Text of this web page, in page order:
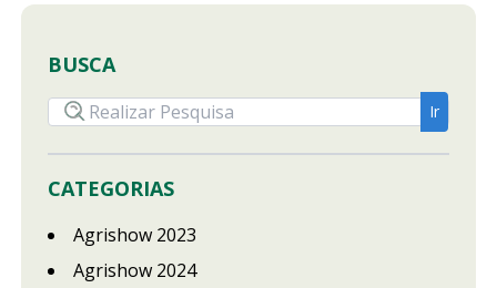
BUSCA
CATEGORIAS
Agrishow 2023
Agrishow 2024